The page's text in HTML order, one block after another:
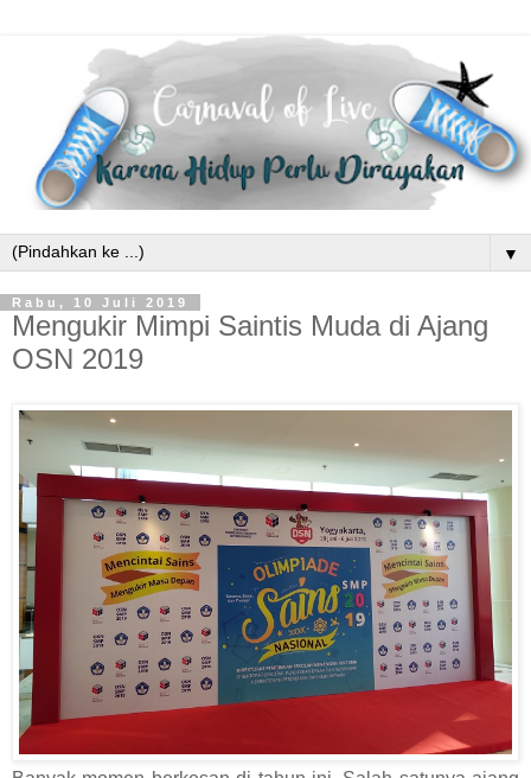
▼
Rabu, 10 Juli 2019
Mengukir Mimpi Saintis Muda di Ajang
OSN 2019